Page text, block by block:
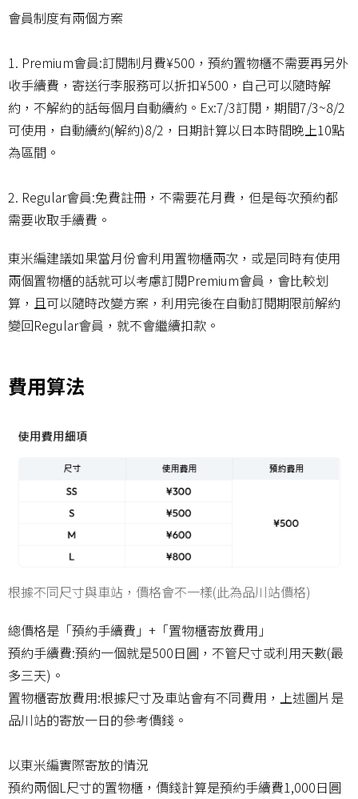
會員制度有兩個方案
1. Premium會員:訂閱制月費¥500，預約置物櫃不需要再另外
收手續費，寄送行李服務可以折扣¥500，自己可以隨時解
約，不解約的話每個月自動續約。Ex:7/3訂閱，期間7/3~8/2
可使用，自動續約(解約)8/2，日期計算以日本時間晚上10點
為區間。
2. Regular會員:免費註冊，不需要花月費，但是每次預約都
需要收取手續費。
東米編建議如果當月份會利用置物櫃兩次，或是同時有使用
兩個置物櫃的話就可以考慮訂閱Premium會員，會比較划
算，且可以隨時改變方案，利用完後在自動訂閱期限前解約
變回Regular會員，就不會繼續扣款。
費用算法
根據不同尺寸與車站，價格會不一樣(此為品川站價格)
總價格是「預約手續費」+「置物櫃寄放費用」
預約手續費:預約一個就是500日圓，不管尺寸或利用天數(最
多三天)。
置物櫃寄放費用:根據尺寸及車站會有不同費用，上述圖片是
品川站的寄放一日的參考價錢。
以東米編實際寄放的情況
預約兩個L尺寸的置物櫃，價錢計算是預約手續費1,000日圓